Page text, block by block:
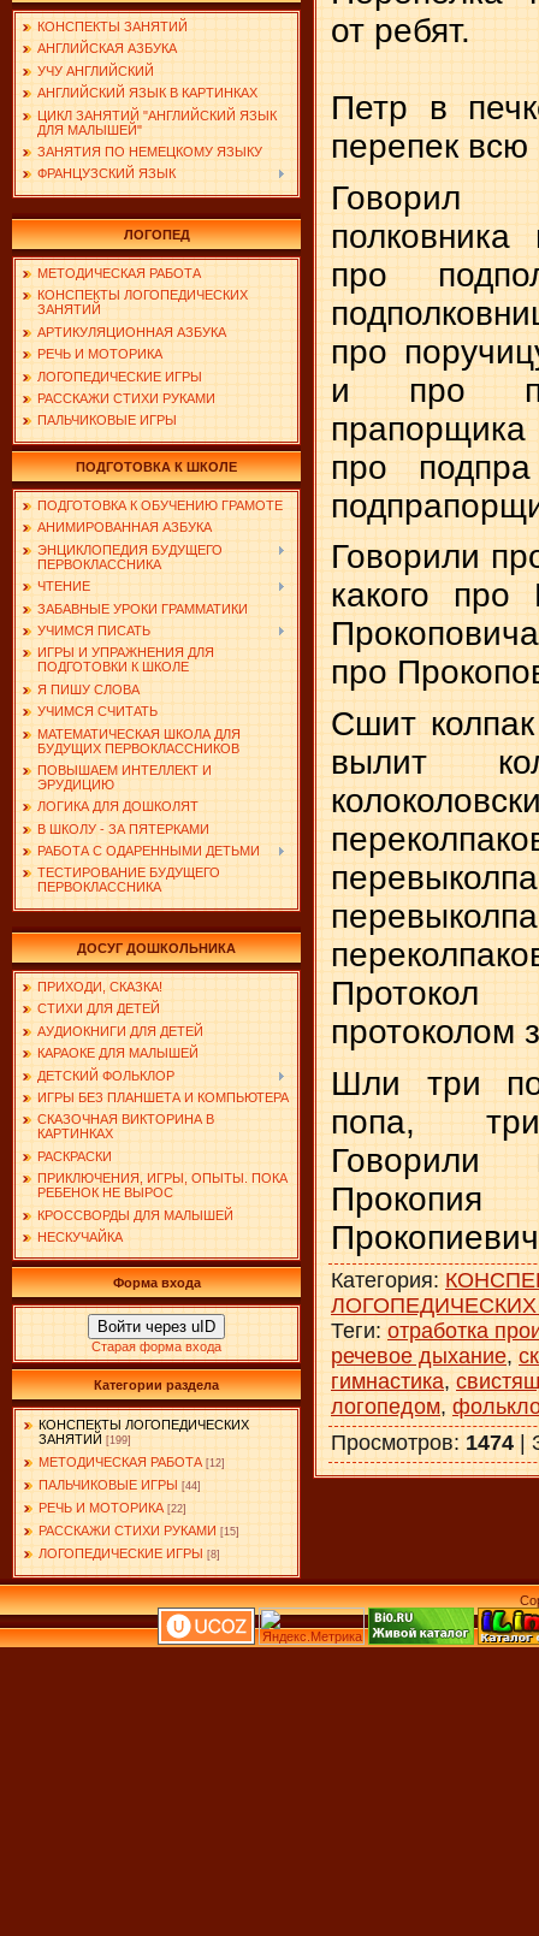
КОНСПЕКТЫ ЗАНЯТИЙ
АНГЛИЙСКАЯ АЗБУКА
УЧУ АНГЛИЙСКИЙ
АНГЛИЙСКИЙ ЯЗЫК В КАРТИНКАХ
ЦИКЛ ЗАНЯТИЙ "АНГЛИЙСКИЙ ЯЗЫК
ДЛЯ МАЛЫШЕЙ"
ЗАНЯТИЯ ПО НЕМЕЦКОМУ ЯЗЫКУ
ФРАНЦУЗСКИЙ ЯЗЫК
ЛОГОПЕД
МЕТОДИЧЕСКАЯ РАБОТА
КОНСПЕКТЫ ЛОГОПЕДИЧЕСКИХ
ЗАНЯТИЙ
АРТИКУЛЯЦИОННАЯ АЗБУКА
РЕЧЬ И МОТОРИКА
ЛОГОПЕДИЧЕСКИЕ ИГРЫ
РАССКАЖИ СТИХИ РУКАМИ
ПАЛЬЧИКОВЫЕ ИГРЫ
ПОДГОТОВКА К ШКОЛЕ
ПОДГОТОВКА К ОБУЧЕНИЮ ГРАМОТЕ
АНИМИРОВАННАЯ АЗБУКА
ЭНЦИКЛОПЕДИЯ БУДУЩЕГО
ПЕРВОКЛАССНИКА
ЧТЕНИЕ
ЗАБАВНЫЕ УРОКИ ГРАММАТИКИ
УЧИМСЯ ПИСАТЬ
ИГРЫ И УПРАЖНЕНИЯ ДЛЯ
ПОДГОТОВКИ К ШКОЛЕ
Я ПИШУ СЛОВА
УЧИМСЯ СЧИТАТЬ
МАТЕМАТИЧЕСКАЯ ШКОЛА ДЛЯ
БУДУЩИХ ПЕРВОКЛАССНИКОВ
ПОВЫШАЕМ ИНТЕЛЛЕКТ И
ЭРУДИЦИЮ
ЛОГИКА ДЛЯ ДОШКОЛЯТ
В ШКОЛУ - ЗА ПЯТЕРКАМИ
РАБОТА С ОДАРЕННЫМИ ДЕТЬМИ
ТЕСТИРОВАНИЕ БУДУЩЕГО
ПЕРВОКЛАССНИКА
ДОСУГ ДОШКОЛЬНИКА
ПРИХОДИ, СКАЗКА!
СТИХИ ДЛЯ ДЕТЕЙ
АУДИОКНИГИ ДЛЯ ДЕТЕЙ
КАРАОКЕ ДЛЯ МАЛЫШЕЙ
ДЕТСКИЙ ФОЛЬКЛОР
ИГРЫ БЕЗ ПЛАНШЕТА И КОМПЬЮТЕРА
СКАЗОЧНАЯ ВИКТОРИНА В
КАРТИНКАХ
РАСКРАСКИ
ПРИКЛЮЧЕНИЯ, ИГРЫ, ОПЫТЫ. ПОКА
РЕБЕНОК НЕ ВЫРОС
КРОССВОРДЫ ДЛЯ МАЛЫШЕЙ
НЕСКУЧАЙКА
Форма входа
Войти через uID
Старая форма входа
Категории раздела
КОНСПЕКТЫ ЛОГОПЕДИЧЕСКИХ
ЗАНЯТИЙ [199]
МЕТОДИЧЕСКАЯ РАБОТА [12]
ПАЛЬЧИКОВЫЕ ИГРЫ [44]
РЕЧЬ И МОТОРИКА [22]
РАССКАЖИ СТИХИ РУКАМИ [15]
ЛОГОПЕДИЧЕСКИЕ ИГРЫ [8]
от ребят.
Петр в
перепек всю
Говорил
про
про
и про
про
Говорили
какого про
про
Сшит
вылит
протоколом
Шли три
попа,
Категория:
Теги: отработка
речевое дыхание,
гимнастика,
логопедом,
Просмотров: 1474 |